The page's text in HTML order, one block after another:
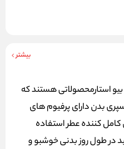
بیشتر
استارمحصولاتی هستند که
بدن دارای پرفیوم های
کننده عطر استفاده
در طول روز بدنی خوشبو و